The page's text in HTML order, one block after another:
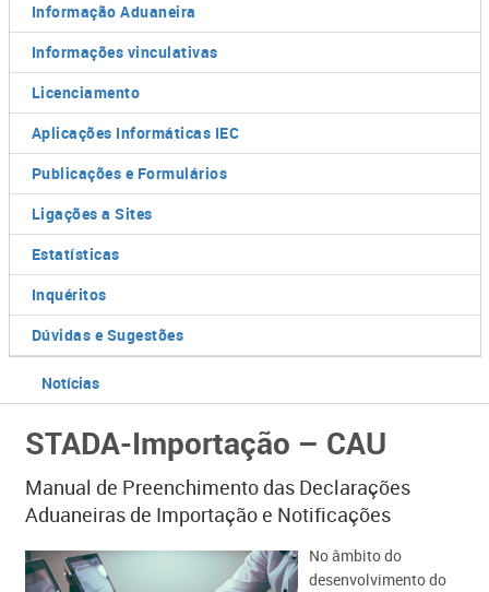
Informação Aduaneira
Informações vinculativas
Licenciamento
Aplicações Informáticas IEC
Publicações e Formulários
Ligações a Sites
Estatísticas
Inquéritos
Dúvidas e Sugestões
Notícias
STADA-Importação – CAU
Manual de Preenchimento das Declarações
Aduaneiras de Importação e Notificações
No âmbito do
desenvolvimento do